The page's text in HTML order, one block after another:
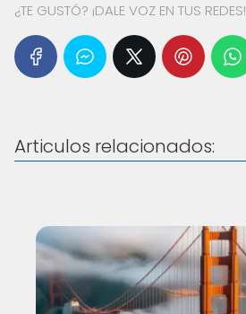
¿TE GUSTÓ? ¡DALE VOZ EN TUS REDES!
Articulos relacionados: